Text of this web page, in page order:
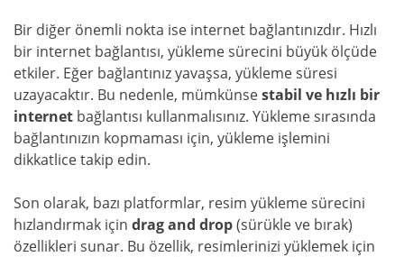
Bir diğer önemli nokta ise internet bağlantınızdır. Hızlı
bir internet bağlantısı, yükleme sürecini büyük ölçüde
etkiler. Eğer bağlantınız yavaşsa, yükleme süresi
uzayacaktır. Bu nedenle, mümkünsestabil ve hızlı bir
internet bağlantısı kullanmalısınız. Yükleme sırasında
bağlantınızın kopmaması için, yükleme işlemini
dikkatlice takip edin.
Son olarak, bazı platformlar, resim yükleme sürecini
hızlandırmak için drag and drop(sürükle ve bırak)
özellikleri sunar. Bu özellik, resimlerinizi yüklemek için